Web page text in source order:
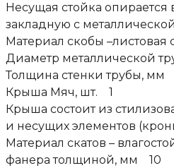
Несущая стойка опирается
закладную с
Материал скобы
Диаметр металлической
Толщина стенки трубы, мм
Крыша Мяч, шт. 1
Крыша состоит из
и несущих элементов
Материал скатов –
фанера толщиной, мм 10